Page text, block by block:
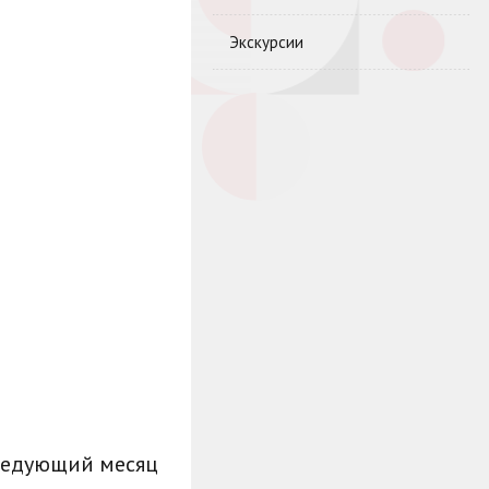
месяц
Экскурсии